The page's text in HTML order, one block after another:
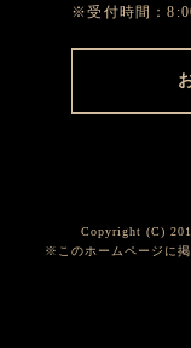
※受付時間：
Copyright (C)
※このホームページに掲